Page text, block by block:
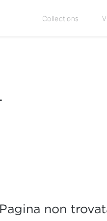
Collections
Pagina non